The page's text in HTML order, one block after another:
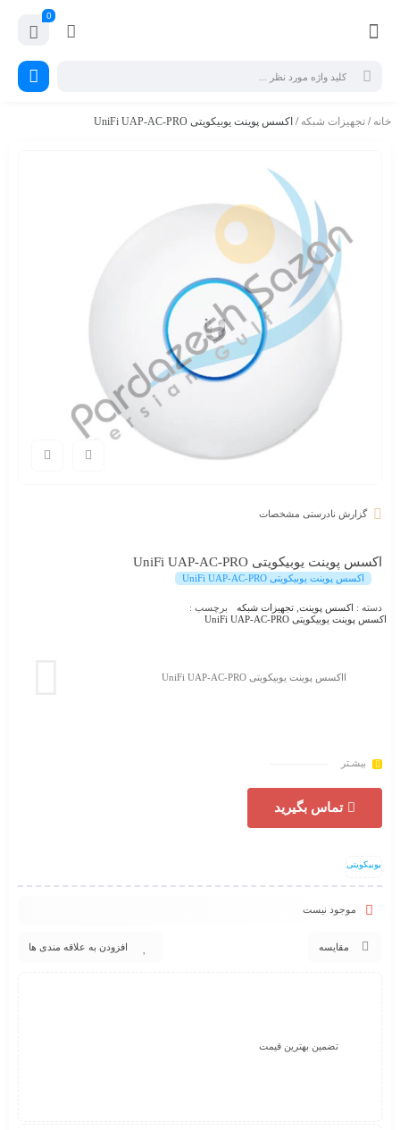
0
خانه / تجهیزات شبکه / اکسس پوینت یوبیکویتی UniFi UAP-AC-PRO
گزارش نادرستی مشخصات
اکسس پوینت یوبیکویتی UniFi UAP-AC-PRO
اکسس پوینت یوبیکویتی UniFi UAP-AC-PRO
دسته : اکسس پوینت تجهیزات شبکه
برچسب :
اکسس پوینت یوبیکویتی UniFi UAP-AC-PRO
ااکسس پوینت یوبیکویتی UniFi UAP-AC-PRO
بیشـتر
تماس بگیرید
یوبیکویتی
موجود نیست
مقایسه افزودن به علاقه مندی ها
تضمین بهترین قیمت